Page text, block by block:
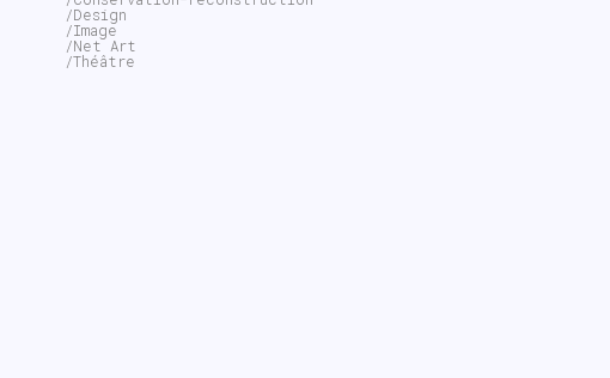
/Design
/Image
/Net Art
/Théâtre